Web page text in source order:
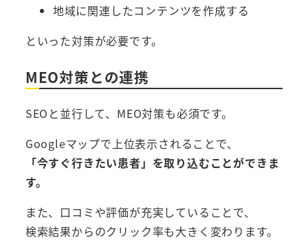
地域に関連したコンテンツを作成する
といった対策が必要です。
MEO対策との連携
SEOと並行して、MEO対策も必須です。
Googleマップで上位表示されることで、
「今すぐ行きたい患者」を取り込むことができま
す。
また、口コミや評価が充実していることで、
検索結果からのクリック率も大きく変わります。